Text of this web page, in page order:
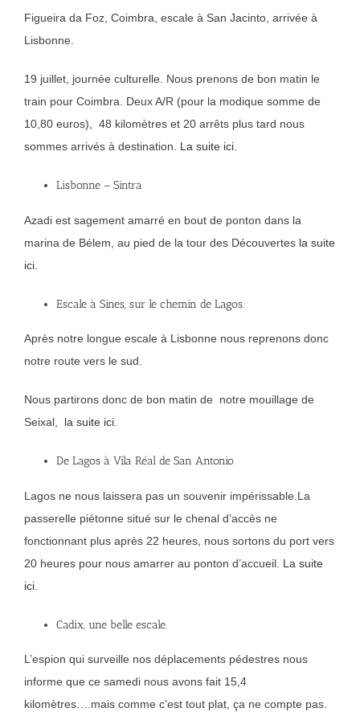
Figueira da Foz, Coimbra, escale à San Jacinto, arrivée à
Lisbonne.
19 juillet, journée culturelle. Nous prenons de bon matin le
train pour Coimbra. Deux A/R (pour la modique somme de
10,80 euros), 48 kilomètres et 20 arrêts plus tard nous
sommes arrivés à destination. La suite ici.
Lisbonne – Sintra
Azadi est sagement amarré en bout de ponton dans la
marina de Bélem, au pied de la tour des Découvertes la suite
ici.
Escale à Sines, sur le chemin de Lagos.
Après notre longue escale à Lisbonne nous reprenons donc
notre route vers le sud.
Nous partirons donc de bon matin de notre mouillage de
Seixal, la suite ici.
De Lagos à Vila Réal de San Antonio
Lagos ne nous laissera pas un souvenir impérissable.La
passerelle piétonne situé sur le chenal d’accès ne
fonctionnant plus après 22 heures, nous sortons du port vers
20 heures pour nous amarrer au ponton d’accueil. La suite
ici.
Cadix, une belle escale.
L’espion qui surveille nos déplacements pédestres nous
informe que ce samedi nous avons fait 15,4
kilomètres….mais comme c’est tout plat, ça ne compte pas.